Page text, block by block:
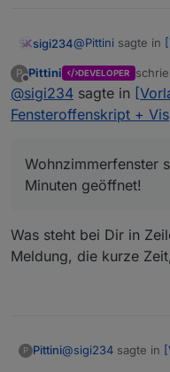
sigi234@Pittini sagte in
@sigi234
Besser, aber
P
Offline
Pittini DEVELOPER
@sigi234 sagte in
Fensteroffenskript + Vis
Wohnzimmerfenster
Minuten geöffnet!
Was steht bei Dir in
Meldung, die kurze
P Pittini@sigi234 sagte in